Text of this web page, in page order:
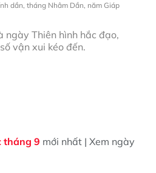
dần, tháng Nhâm Dần, năm Giáp
ngày Thiên hình hắc đạo,
vận xui kéo đến.
tháng 9 mới nhất | Xem ngày